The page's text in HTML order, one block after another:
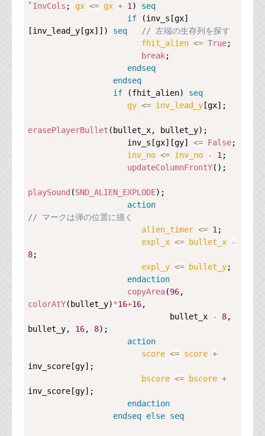
` InvCols ; gx <= gx + 1 ) seq
if (inv_s[gx]
[inv_lead_y[gx]]) seq
fhit_alien <= True;
break;
endseq
endseq
if (fhit_alien) seq
gy <= inv_lead_y [gx];
erasePlayerBullet (bullet_x, bullet_y);
                     inv_s[gx][gy]
<= False;
inv_no <= inv_no - 1 ;
updateColumnFrontY();
playSound (SND_ALIEN_EXPLODE);
action
alien_timer <= 1 ;
expl_x <= bullet_x
-
8;
expl_y <= bullet_y;
endaction
copyArea(96
colorAtY(bullet_y)*16+16,
                              bullet_x
- 8,
bullet_y, 16, 8);
action
score <= score +
inv_score[gy];
bscore <= bscore +
inv_score[gy];
endaction
endseq else seq